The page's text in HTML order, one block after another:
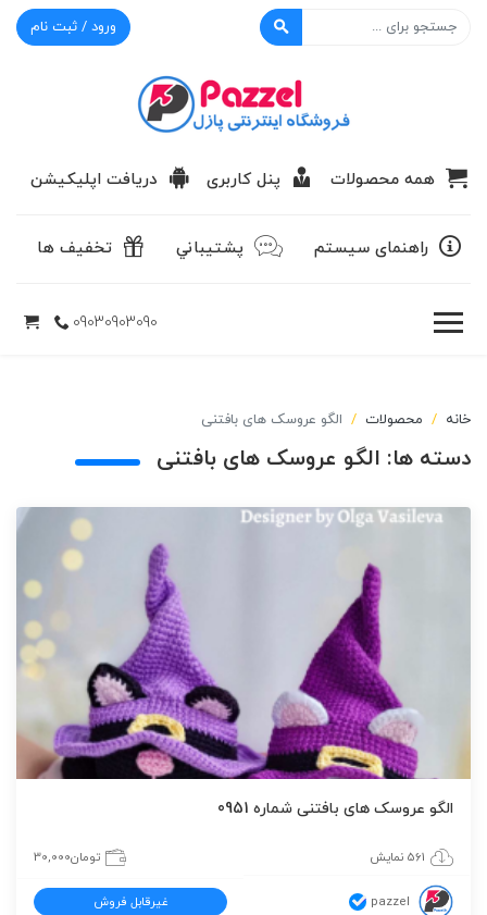
ورود / ثبت نام
همه محصولات پنل کاربری دریافت اپلیکیشن
راهنمای سیستم پشتيباني تخفیف ها
09030903090
خانه محصولات الگو عروسک های بافتنی
دسته ها: الگو عروسک های بافتنی
الگو عروسک های بافتنی شماره 0951
561 نمایش تومان30,000
pazzel غیرقابل فروش